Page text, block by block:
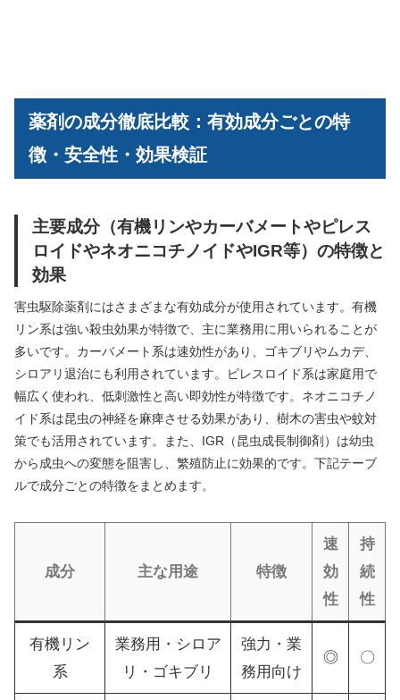
薬剤の成分徹底比較：有効成分ごとの特
徴・安全性・効果検証
主要成分（有機リンやカーバメートやピレス
ロイドやネオニコチノイドやIGR等）の特徴と
効果
害虫駆除薬剤にはさまざまな有効成分が使用されています。有機
リン系は強い殺虫効果が特徴で、主に業務用に用いられることが
多いです。カーバメート系は速効性があり、ゴキブリやムカデ、
シロアリ退治にも利用されています。ピレスロイド系は家庭用で
幅広く使われ、低刺激性と高い即効性が特徴です。ネオニコチノ
イド系は昆虫の神経を麻痺させる効果があり、樹木の害虫や蚊対
策でも活用されています。また、IGR（昆虫成長制御剤）は幼虫
から成虫への変態を阻害し、繁殖防止に効果的です。下記テーブ
ルで成分ごとの特徴をまとめます。
成分 主な用途 特徴
速
効
性
持
続
性
有機リン
系
業務用・シロア
リ・ゴキブリ
強力・業
務用向け
◎ 〇